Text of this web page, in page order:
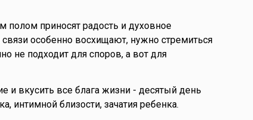
приносят радость и духовное
особенно восхищают, нужно стремиться
не подходит для споров, а вот для
и вкусить все блага жизни - десятый день
интимной близости, зачатия ребенка.